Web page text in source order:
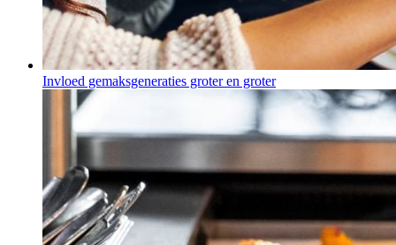
Invloed gemaksgeneraties groter en groter